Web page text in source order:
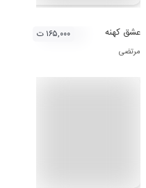
عشق کهنه
مرتضی
۱۶۵,۰۰۰ ت